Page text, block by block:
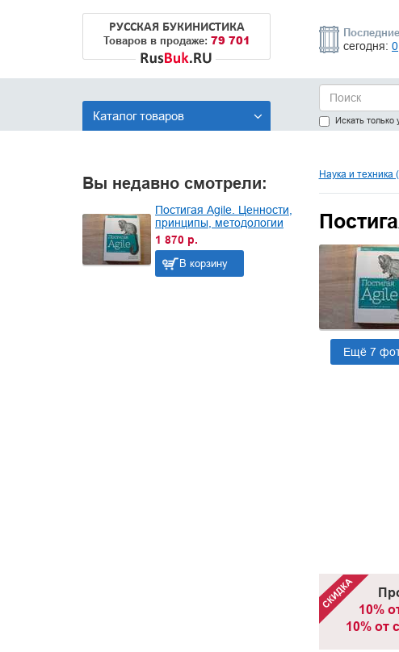
РУССКАЯ БУКИНИСТИКА
Товаров в продаже: 79 701
сегодня: 0
Каталог товаров Искать только
Вы недавно смотрели:
Постигая Agile. Ценности,
принципы, методологии
1 870 р.
В корзину
Наука и техника
Ещё 7
10%
10% от